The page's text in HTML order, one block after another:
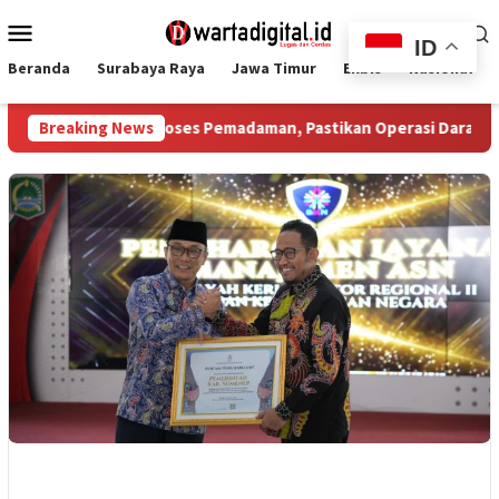
ke
Mobile
Beranda Surabaya Raya Jawa Timur Ekbis Nasional
Breaking News
Proses Pemadaman, Pastikan Operasi Darat dan Water
ID